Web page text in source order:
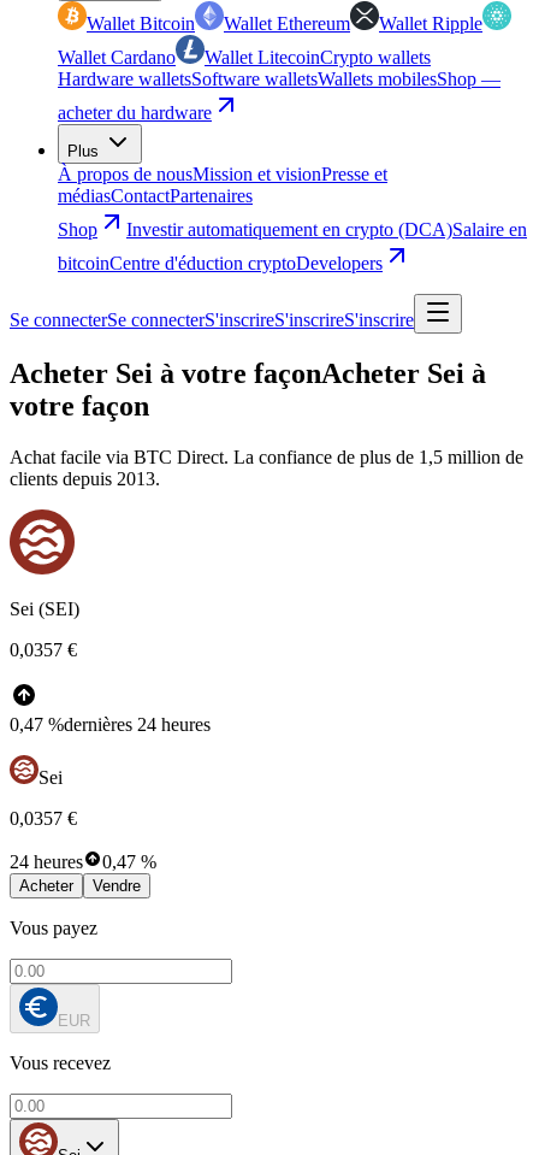
Wallet Bitcoin Wallet Ethereum
Wallet Ripple
Wallet Cardano
Wallet LitecoinCrypto wallets
Hardware walletsSoftware walletsWallets mobilesShop —
acheter du hardware
Plus
À propos de nousMission et visionPresse et
médiasContactPartenaires
Shop
Investir automatiquement en crypto (DCA)Salaire en
bitcoinCentre d'éduction cryptoDevelopers
Se connecterSe connecterS'inscrireS'inscrireS'inscrire
Acheter Sei à votre façonAcheter Sei à
votre façon
Achat facile via BTC Direct. La confiance de plus de 1,5 million de
clients depuis 2013.
Sei (SEI)
0,0357 €
0,47 %dernières 24 heures
Sei
0,0357 €
24 heures 0,47 %
Acheter Vendre
Vous payez
EUR
Vous recevez